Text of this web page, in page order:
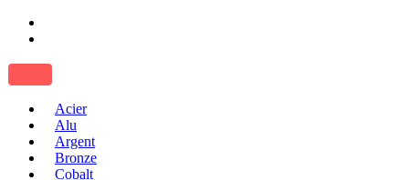
Acier
Alu
Argent
Bronze
Cobalt